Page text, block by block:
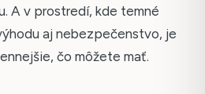
A v prostredí, kde temné
aj nebezpečenstvo, je
čo môžete mať.